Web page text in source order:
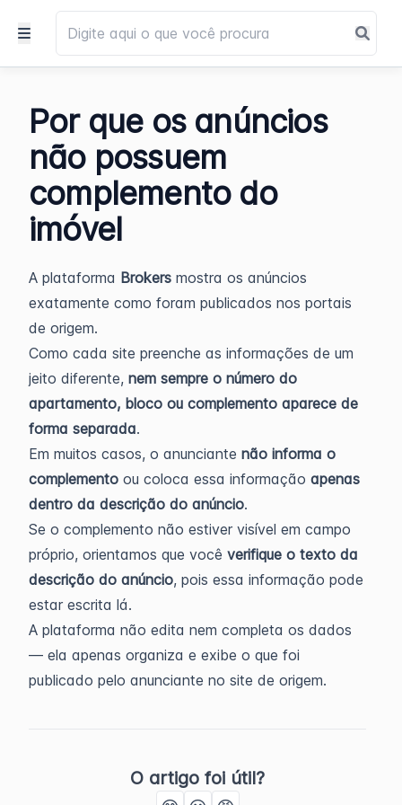
Por que os anúncios
não possuem
complemento do
imóvel
A plataforma Brokers mostra os anúncios
exatamente como foram publicados nos portais
de origem.
Como cada site preenche as informações de um
jeito diferente, nem sempre o número do
apartamento, bloco ou complemento aparece de
forma separada.
Em muitos casos, o anunciante não informa o
complemento ou coloca essa informação apenas
dentro da descrição do anúncio.
Se o complemento não estiver visível em campo
próprio, orientamos que você verifique o texto da
descrição do anúncio, pois essa informação pode
estar escrita lá.
A plataforma não edita nem completa os dados
— ela apenas organiza e exibe o que foi
publicado pelo anunciante no site de origem.
O artigo foi útil?